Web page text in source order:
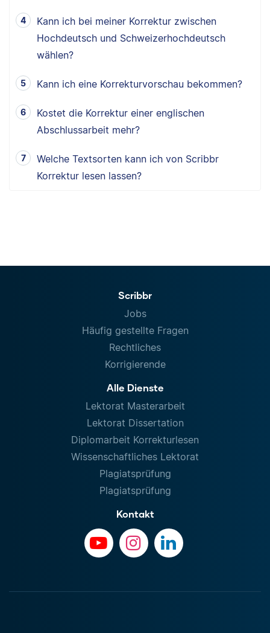
Kann ich bei meiner Korrektur zwischen
Hochdeutsch und Schweizerhochdeutsch
wählen?
Kann ich eine Korrekturvorschau bekommen?
Kostet die Korrektur einer englischen
Abschlussarbeit mehr?
Welche Textsorten kann ich von Scribbr
Korrektur lesen lassen?
Scribbr
Jobs
Häufig gestellte Fragen
Rechtliches
Korrigierende
Alle Dienste
Lektorat Masterarbeit
Lektorat Dissertation
Diplomarbeit Korrekturlesen
Wissenschaftliches Lektorat
Plagiatsprüfung
Plagiatsprüfung
Kontakt